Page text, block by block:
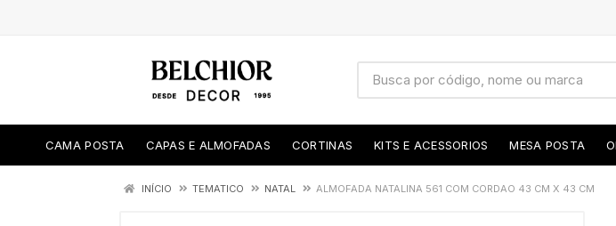
CAMA POSTA CAPAS E ALMOFADAS CORTINAS KITS E ACESSORIOS MESA POSTA
INÍCIO TEMATICO NATAL ALMOFADA NATALINA 561 COM CORDAO 43 CM X 43 CM